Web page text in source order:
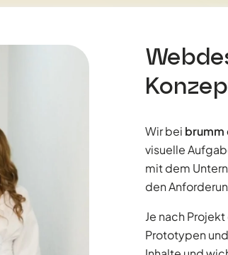
Wir bei brumm
visuelle
mit dem
den
Je nach
Prototypen